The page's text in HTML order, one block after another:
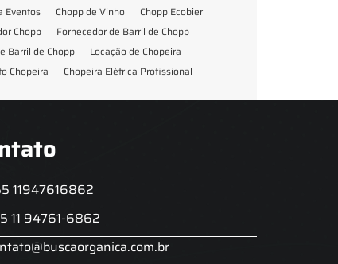
Eventos Chopp de Vinho
Chopp Ecobier
Chopp
Fornecedor de Barril de Chopp
Barril de Chopp
Locação de Chopeira
Chopeira
Chopeira Elétrica Profissional
11947616862
11 94761-6862